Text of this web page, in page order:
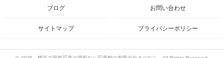
ブログ お問い合わせ
サイトマップ プライバシーポリシー